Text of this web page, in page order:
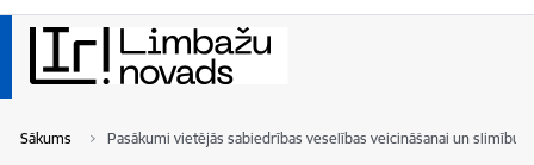
Sākums Pasākumi vietējās sabiedrības veselības veicināšanai un slimību